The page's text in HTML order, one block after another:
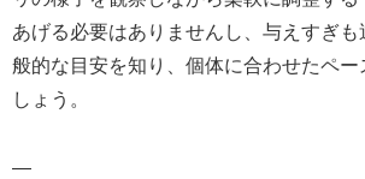
あげる必要はありませんし、与えすぎ
般的な目安を知り、個体に合わせたペー
しょう。
—